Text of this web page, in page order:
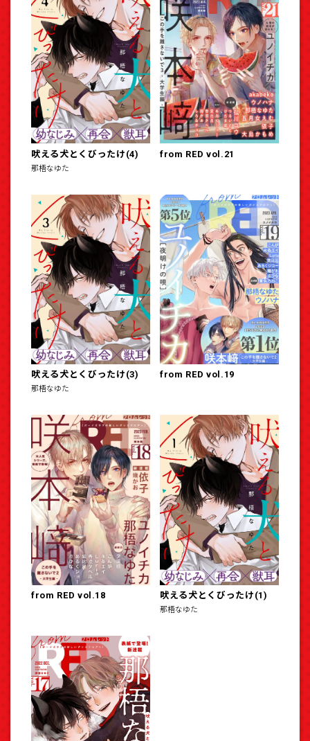
吠える犬とくびったけ(4)
那梧なゆた
from RED vol.21
吠える犬とくびったけ(3)
那梧なゆた
from RED vol.19
from RED vol.18 吠える犬とくびったけ(1)
那梧なゆた